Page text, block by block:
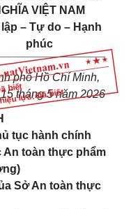
biếtlực: Đã biết
VIỆT NAM
– Tự do – Hạnh
phúc
phố Hồ Chí Minh,
tháng 5 năm 2026
tục hành chính
toàn thực phẩm
Sở An toàn thực